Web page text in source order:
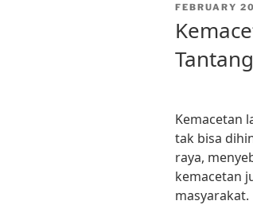
POSTED
FEBRUARY
Kemacetan
tak bisa
raya,
kemacetan
masyarakat.